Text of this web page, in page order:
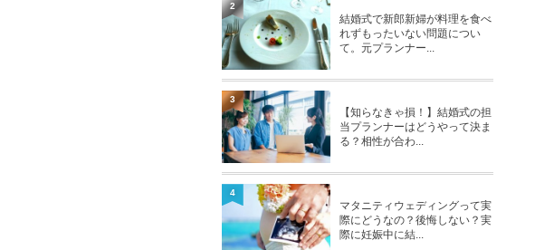
結婚式で新郎新婦が料理を食べ
れずもったいない問題につい
て。元プランナー...
2
【知らなきゃ損！】結婚式の担
当プランナーはどうやって決ま
る？相性が合わ...
3
マタニティウェディングって実
際にどうなの？後悔しない？実
際に妊娠中に結...
4